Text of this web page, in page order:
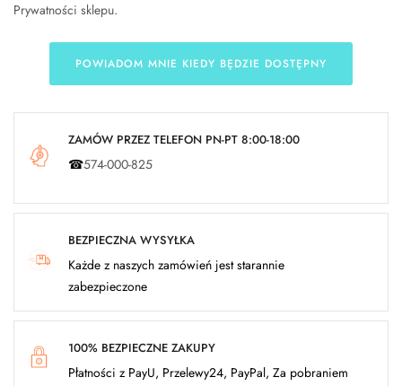
Prywatności sklepu.
POWIADOM MNIE KIEDY BĘDZIE DOSTĘPNY
ZAMÓW PRZEZ TELEFON PN-PT 8:00-18:00
☎574-000-825
BEZPIECZNA WYSYŁKA
Każde z naszych zamówień jest starannie
zabezpieczone
100% BEZPIECZNE ZAKUPY
Płatności z PayU, Przelewy24, PayPal, Za pobraniem